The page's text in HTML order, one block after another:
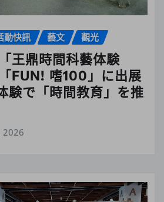
動快訊 藝文 觀光
王鼎時間科藝体験
FUN! 嗜100」に出展
験で「時間教育」を推
2026